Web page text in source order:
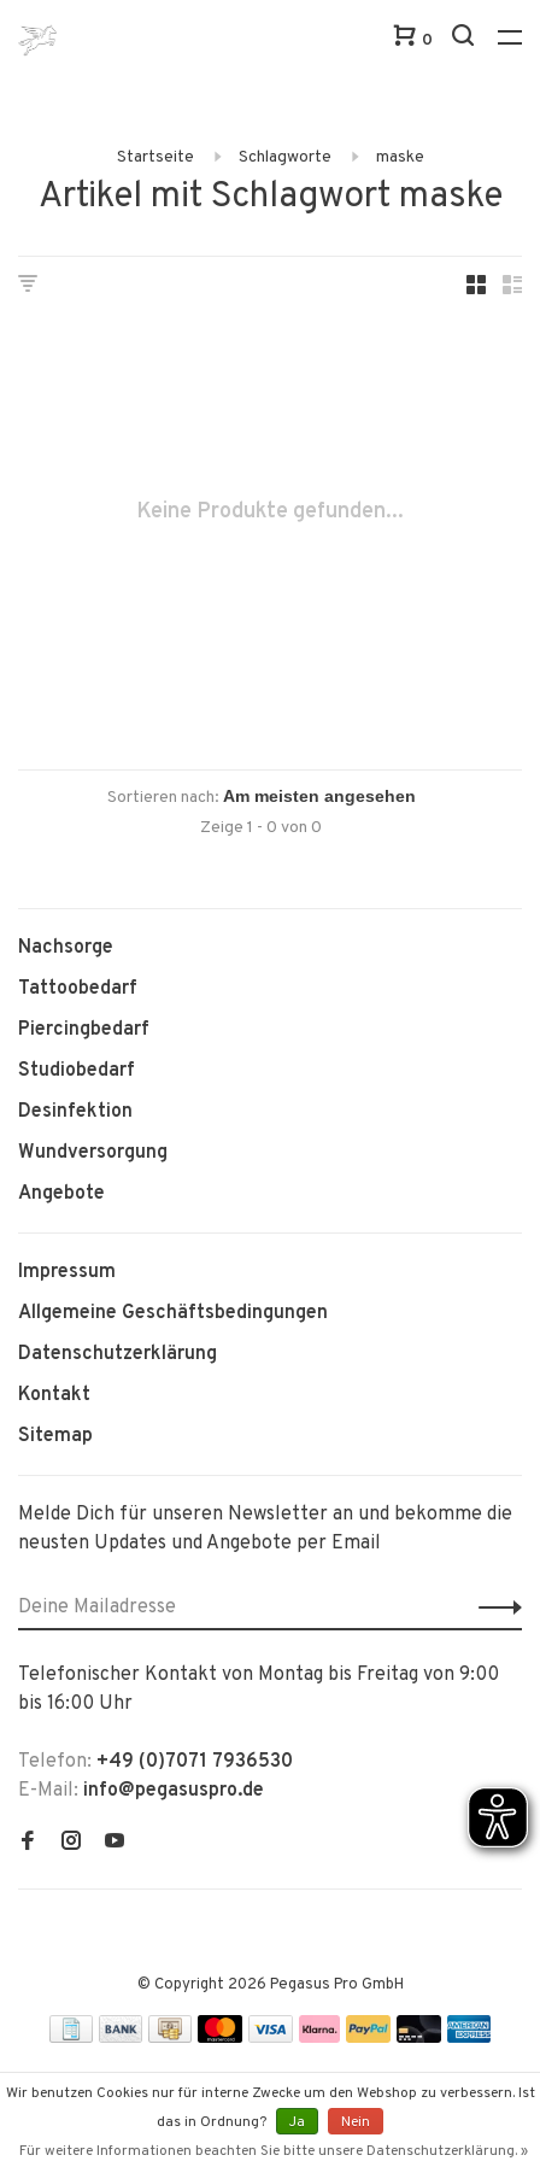
0
Startseite Schlagworte maske
Artikel mit Schlagwort maske
Keine Produkte gefunden...
Sortieren nach:
Zeige 1 - 0 von 0
Nachsorge
Tattoobedarf
Piercingbedarf
Studiobedarf
Desinfektion
Wundversorgung
Angebote
Impressum
Allgemeine Geschäftsbedingungen
Datenschutzerklärung
Kontakt
Sitemap
Melde Dich für unseren Newsletter an und bekomme die
neusten Updates und Angebote per Email
Telefonischer Kontakt von Montag bis Freitag von 9:00
bis 16:00 Uhr
Telefon: +49 (0)7071 7936530
E-Mail: info@pegasuspro.de
© Copyright 2026 Pegasus Pro GmbH
Wir benutzen Cookies nur für interne Zwecke um den Webshop zu verbessern. Ist
das in Ordnung?
Ja
Nein
Für weitere Informationen beachten Sie bitte unsere Datenschutzerklärung. »